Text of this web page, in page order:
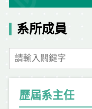
系所成員
歷屆系主任